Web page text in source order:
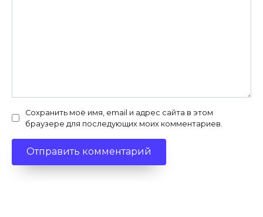
Сохранить моё имя, email и адрес сайта в этом
браузере для последующих моих комментариев.